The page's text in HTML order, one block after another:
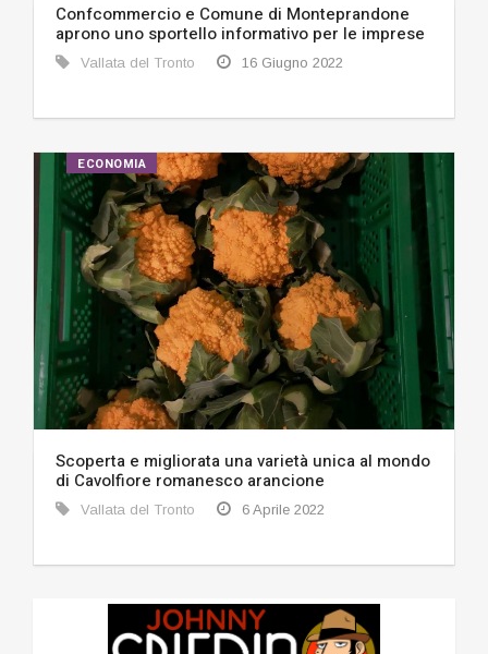
Confcommercio e Comune di Monteprandone
aprono uno sportello informativo per le imprese
Vallata del Tronto 16 Giugno 2022
ECONOMIA
Scoperta e migliorata una varietà unica al mondo
di Cavolfiore romanesco arancione
Vallata del Tronto 6 Aprile 2022